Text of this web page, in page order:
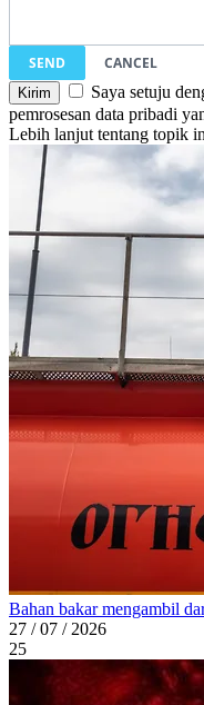
SEND
CANCEL
Saya setuju
pemrosesan data pribadi
Lebih lanjut tentang topik
Bahan bakar mengambil
27 / 07 / 2026
25